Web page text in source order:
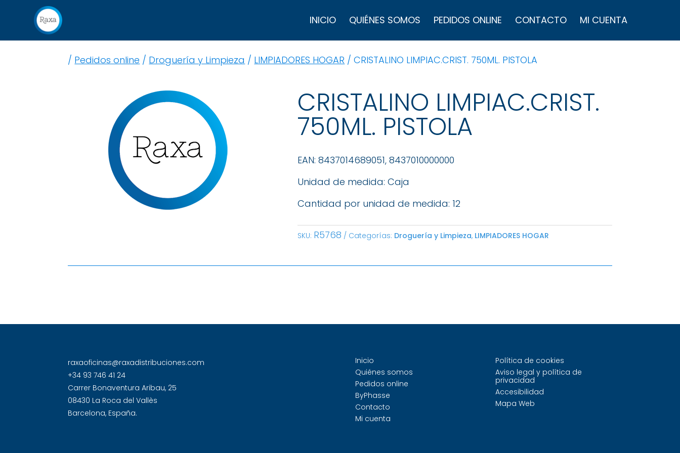
INICIO QUIÉNES SOMOS PEDIDOS ONLINE CONTACTO MI CUENTA
de
productos
/ Pedidos online / Droguería y Limpieza / LIMPIADORES HOGAR / CRISTALINO LIMPIAC.CRIST. 750ML. PISTOLA
CRISTALINO LIMPIAC.CRIST.
750ML. PISTOLA
EAN: 8437014689051, 8437010000000
Unidad de medida: Caja
Cantidad por unidad de medida: 12
SKU: R5768 Categorías: Droguería y Limpieza, LIMPIADORES HOGAR
raxaoficinas@raxadistribuciones.com
+34 93 746 41 24
Carrer Bonaventura Aribau, 25
08430 La Roca del Vallès
Barcelona, España.
Inicio
Quiénes somos
Pedidos online
ByPhasse
Contacto
Mi cuenta
Política de cookies
Aviso legal y política de
privacidad
Accesibilidad
Mapa Web